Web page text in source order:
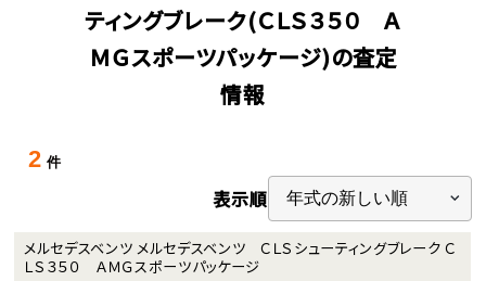
ティングブレーク(ＣＬＳ３５０ Ａ
ＭＧスポーツパッケージ)の査定
情報
2 件
表示順
メルセデスベンツ メルセデスベンツ ＣＬＳシューティングブレーク Ｃ
ＬＳ３５０ ＡＭＧスポーツパッケージ